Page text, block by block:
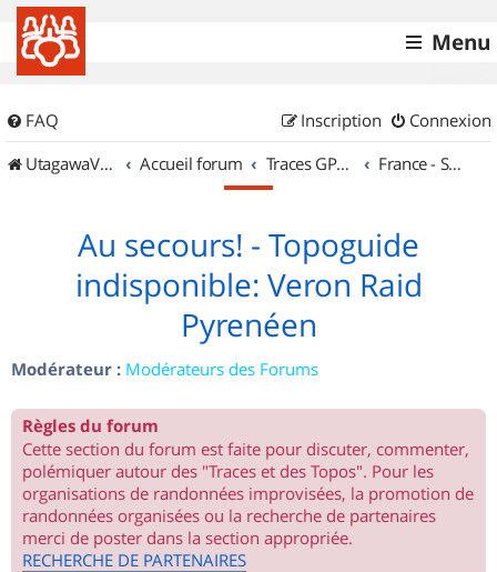
Menu
FAQ Connexion
Inscription
UtagawaVTT (Randos VTT et VTTAE avec traces GPS)
Accueil forum Traces GPS de randos VTT France - Sud Ouest
Au secours! - Topoguide
indisponible: Veron Raid
Pyrenéen
Modérateur : Modérateurs des Forums
Règles du forum
Cette section du forum est faite pour discuter, commenter,
polémiquer autour des "Traces et des Topos". Pour les
organisations de randonnées improvisées, la promotion de
randonnées organisées ou la recherche de partenaires
merci de poster dans la section appropriée.
RECHERCHE DE PARTENAIRES